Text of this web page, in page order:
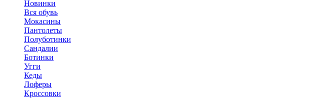
Новинки
Вся обувь
Мокасины
Пантолеты
Полуботинки
Сандалии
Ботинки
Угги
Кеды
Лоферы
Кроссовки